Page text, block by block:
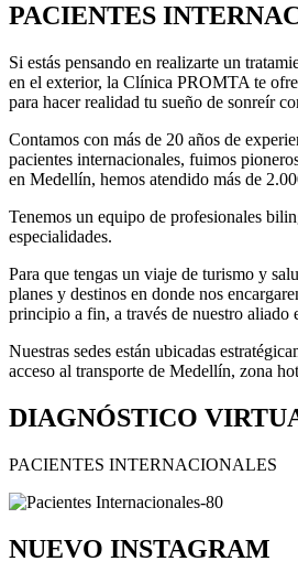
PACIENTES
Si estás pensando en realizarte un
en el exterior, la Clínica PROMTA te
para hacer realidad tu sueño de sonreír
Contamos con más de 20 años de
pacientes internacionales, fuimos
en Medellín, hemos atendido más de
Tenemos un equipo de profesionales
especialidades.
Para que tengas un viaje de turismo y
planes y destinos en donde nos
principio a fin, a través de nuestro
Nuestras sedes están ubicadas
acceso al transporte de Medellín, zona
DIAGNÓSTICO
PACIENTES INTERNACIONALES
NUEVO INSTAGRAM